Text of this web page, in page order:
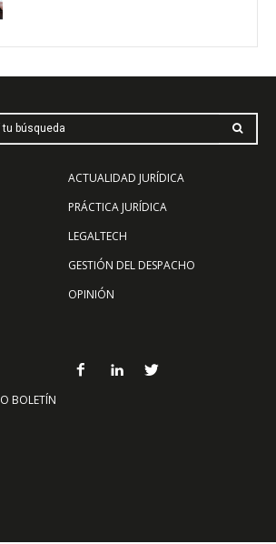
búsqueda
ACTUALIDAD JURÍDICA
PRÁCTICA JURÍDICA
LEGALTECH
GESTIÓN DEL DESPACHO
OPINIÓN
BOLETÍN